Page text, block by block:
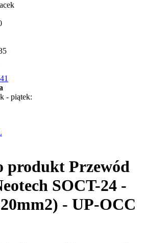
- piątek:
produkt Przewód
SOCT-24 -
- UP-OCC